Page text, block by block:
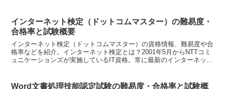
インターネット検定（ドットコムマスター）の難易度・
合格率と試験概要
インターネット検定（ドットコムマスター）の資格情報、難易度や合
格率などを紹介。インターネット検定とは？2001年5月からNTTコミ
ュニケーションズが実施しているIT資格。常に最新のインターネット
Word文書処理技能認定試験の難易度・合格率と試験概